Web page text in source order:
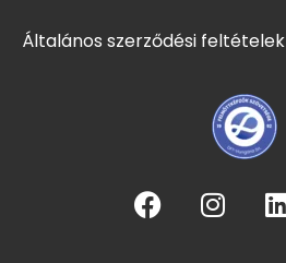
Általános szerződési feltételek